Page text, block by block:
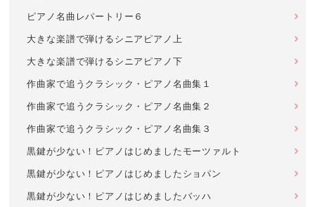
ピアノ名曲レパートリー６
大きな楽譜で弾けるシニアピアノ上
大きな楽譜で弾けるシニアピアノ下
作曲家で追うクラシック・ピアノ名曲集１
作曲家で追うクラシック・ピアノ名曲集２
作曲家で追うクラシック・ピアノ名曲集３
黒鍵が少ない！ピアノはじめましたモーツァルト
黒鍵が少ない！ピアノはじめましたショパン
黒鍵が少ない！ピアノはじめましたバッハ